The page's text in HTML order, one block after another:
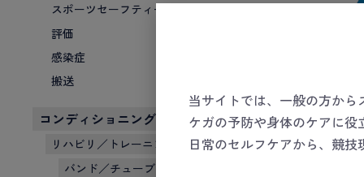
当サイトでは、一般の方か
ケガの予防や身体のケアに
日常のセルフケアから、競
スポーツセーフティーキット
評価
感染症
搬送
コンディショニング
リハビリ／トレーニング
バンド／チューブ
エクサ
強